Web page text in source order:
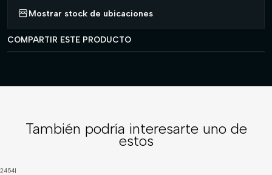
Mostrar stock de ubicaciones
COMPARTIR ESTE PRODUCTO
También podría interesarte uno de
estos
2454|